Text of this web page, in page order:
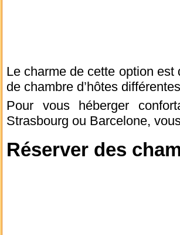
Le charme de cette option est
de chambre d’hôtes
Pour vous héberger
Strasbourg ou Barcelone,
Réserver des